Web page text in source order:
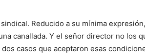
Reducido a su mínima
canallada. Y el señor director no los
dos casos que aceptaron esas